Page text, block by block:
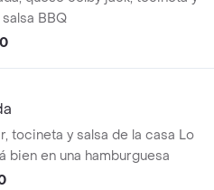
BBQ
tocineta y salsa de la casa Lo
bien en una hamburguesa